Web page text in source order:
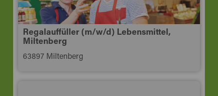
Regalauffüller (m/w/d) Lebensmittel,
Miltenberg
63897 Miltenberg